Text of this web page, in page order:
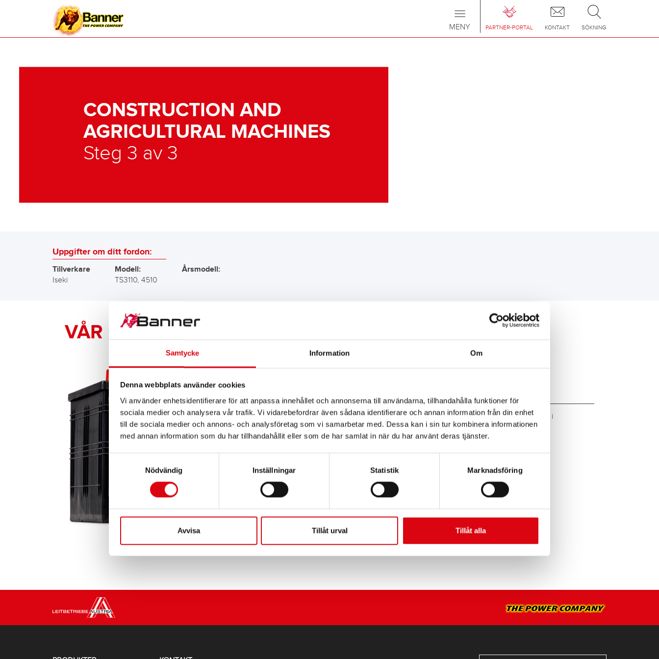
Samtycke Information Om
Denna webbplats använder cookies
Vi använder enhetsidentifierare för att anpassa innehållet och annonserna till användarna, tillhandahålla funktioner för
sociala medier och analysera vår trafik. Vi vidarebefordrar även sådana identifierare och annan information från din enhet
till de sociala medier och annons- och analysföretag som vi samarbetar med. Dessa kan i sin tur kombinera informationen
med annan information som du har tillhandahållit eller som de har samlat in när du har använt deras tjänster.
Nödvändig
Inställningar Statistik Marknadsföring
Avvisa Tillåt urval Tillåt alla
PARTNER-PORTAL KONTAKT SÖKNING
Toggle
navigation
MENY
CONSTRUCTION AND
AGRICULTURAL MACHINES
Steg 3 av 3
Uppgifter om ditt fordon:
Tillverkare
Iseki
Modell:
TS3110, 4510
Årsmodell:
VÅR Banner-REKOMMENDATION FÖR DIG:
Buffalo Bull SLI
Den populäraste modellen i Banner-märkeskvalitet. Reservdelar i
originalkvalitet (OE)!
Köp det här batteriet:
ÅTERFÖRSÄLJARE OCH MONTERINGSSERVICE >